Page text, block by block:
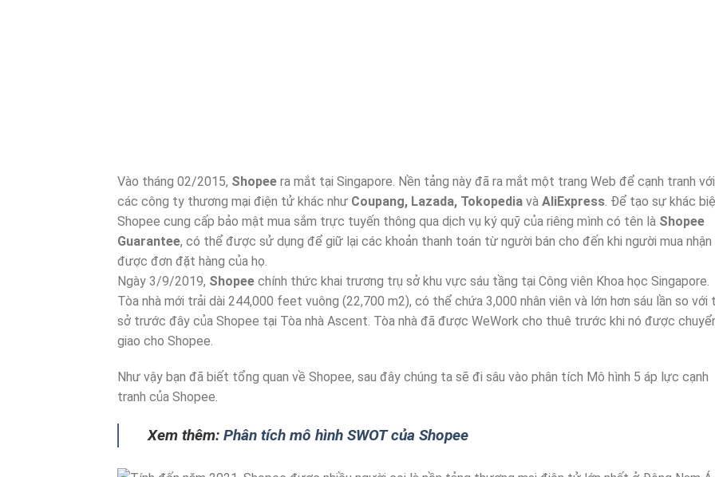
Vào tháng 02/2015, Shopee ra mắt tại Singapore. Nền tảng này đã ra mắt một trang Web để cạnh tranh với
các công ty thương mại điện tử khác như Coupang, Lazada, Tokopedia và AliExpress . Để tạo sự khác
Shopee cung cấp bảo mật mua sắm trực tuyến thông qua dịch vụ ký quỹ của riêng mình có tên là Shopee
Guarantee, có thể được sử dụng để giữ lại các khoản thanh toán từ người bán cho đến khi người mua nhận
được đơn đặt hàng của họ.
Ngày 3/9/2019, Shopee chính thức khai trương trụ sở khu vực sáu tầng tại Công viên Khoa học Singapore.
Tòa nhà mới trải dài 244,000 feet vuông (22,700 m2), có thể chứa 3,000 nhân viên và lớn hơn sáu lần so với
sở trước đây của Shopee tại Tòa nhà Ascent. Tòa nhà đã được WeWork cho thuê trước khi nó được
giao cho Shopee.
Như vậy bạn đã biết tổng quan về Shopee, sau đây chúng ta sẽ đi sâu vào phân tích Mô hình 5 áp lực cạnh
tranh của Shopee.
Xem thêm: Phân tích mô hình SWOT của Shopee